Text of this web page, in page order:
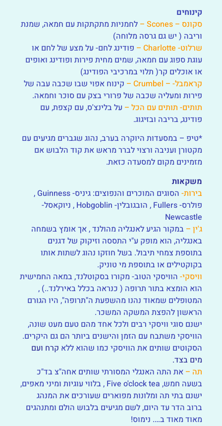
קינוחים
סקונס – Scones –
לחמניות מתקתקות עם חמאה, שמנת
וריבה ( יש גם גרסה מלוחה)
שרלוט- Charlotte –
פודינג לחם- על מצע של לחם או
עוגת ספוג עם חמאה, שמים מחית פירות ופודינג ואופים
או אוכלים קר( תלוי במרכיבי הפודינג)
קראמבל- – Crumbel –
קינוח אפוי שבו שכבה עבה של
פירות ומעליה שכבה של פרורי בצק עם סוכר וחמאה.
תותים- תותים עם הכל – על בלינצ'ס, עם קצפת, עם
פודינג, בריבה ובזיגוג.
*טיפ – במסעדות היוקרה בערב, נהוג שגברים מגיעים עם
מקטורן ועניבה ורצוי לברר מראש את קוד הלבוש אם
מזמינים מקום למסעדה כזאת.
משקאות
בירות-
הסוגים המוכרים והנפוצים: גיניס- Guinness ,
פולרס- Fullers , הובגובלין- Hobgoblin , ניוקאסל-
Newcastle
ג'ין – במקור הגיע לאנגליה מהולנד , אך אומץ בשמחה
באנגליה, הוא מופק ע"י התססה וזיקוק של דגנים
בתוספת צמחי תיבול. בשל חוזקו נהוג לשתות אותו
בקוקטילים או בתוספת מי טוניק.
וויסקי- הוויסקי הטוב- מקורו בסקוטלנד, במאה החמישית
הוא הומצא בתור תרופה ( כנראה בכלל באירלנד..) ,
המטופלים שמאוד נהנו מהשפעת ה"תרופה", היו הגורם
הראשון להפצת המשקה המשכר.
ישנם סוגי וויסקי רבים ולכל אחד מהם טעם מעט שונה,
הוויסקי משתבח עם הזמן והישנים ביותר הם גם היקרים.
הסקוטים שותים את הוויסקי כמו שהוא ללא קרח ועם
מים בצד.
תה – את התה האנגלי המסורתי שותים אחה"צ בד"כ
בשעה חמש, Five o'clock tea , בלווי עוגיות ומיני מאפים,
ישנם בתי תה ומלונות מפוארים שעורכים את המנהג
ברוב הדר עד היום, לשם מגיעים בלבוש הולם ומתנהגים
מאוד מאוד ב…. נימוס!